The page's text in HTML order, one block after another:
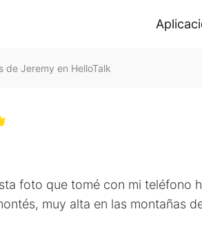
de Jeremy en HelloTalk
foto que tomé con mi teléfono
muy alta en las montañas